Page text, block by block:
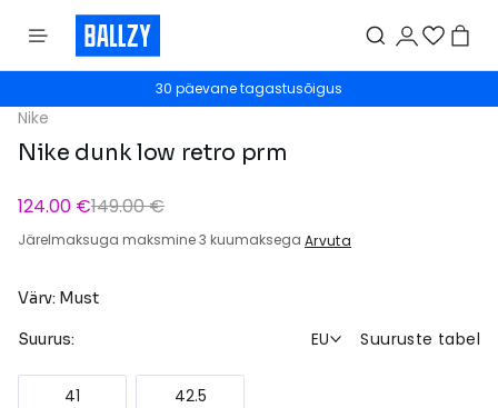
30 päevane tagastusõigus
Nike
Nike dunk low retro prm
124.00 €149.00 €
Järelmaksuga maksmine 3 kuumaksega Arvuta
Värv: Must
Suurus: EU Suuruste tabel
41 42.5